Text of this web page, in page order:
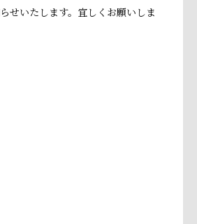
せいたします。宜しくお願いしま